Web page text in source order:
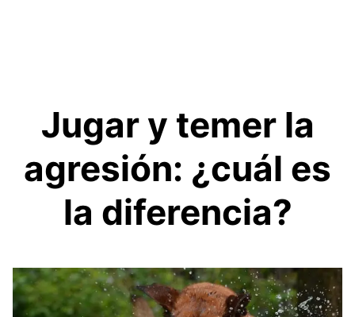
Jugar y temer la
agresión: ¿cuál es
la diferencia?